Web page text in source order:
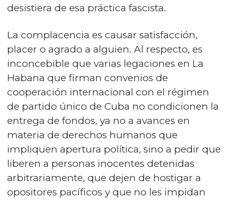
desistiera de esa práctica fascista.
La complacencia es causar satisfacción,
placer o agrado a alguien. Al respecto, es
inconcebible que varias legaciones en La
Habana que firman convenios de
cooperación internacional con el régimen
de partido único de Cuba no condicionen la
entrega de fondos, ya no a avances en
materia de derechos humanos que
impliquen apertura política, sino a pedir que
liberen a personas inocentes detenidas
arbitrariamente, que dejen de hostigar a
opositores pacíficos y que no les impidan